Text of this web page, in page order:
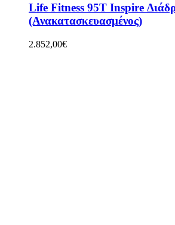
Life Fitness 95T Inspire
(Ανακατασκευασμένος)
2.852,00€